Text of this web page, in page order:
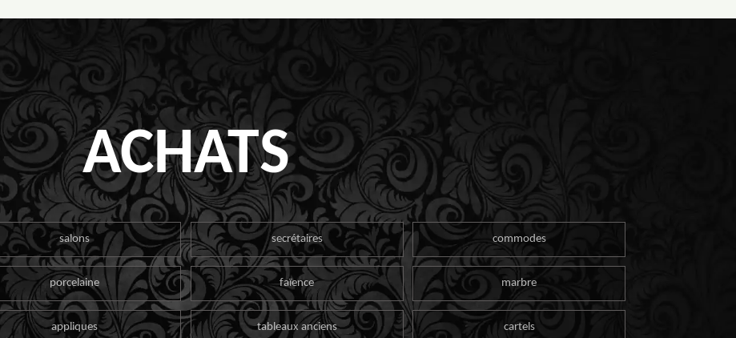
ACHATS
salons secrétaires commodes
porcelaine faïence marbre
appliques tableaux anciens cartels